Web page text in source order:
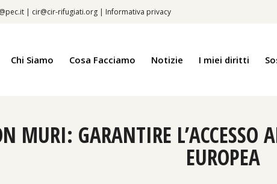
| cir@cir-rifugiati.org | Informativa privacy
Chi Siamo Cosa Facciamo Notizie I miei diritti
MURI: GARANTIRE L’ACCESSO
EUROPEA